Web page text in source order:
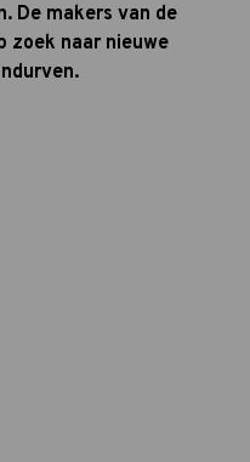
De makers van de
zoek naar nieuwe